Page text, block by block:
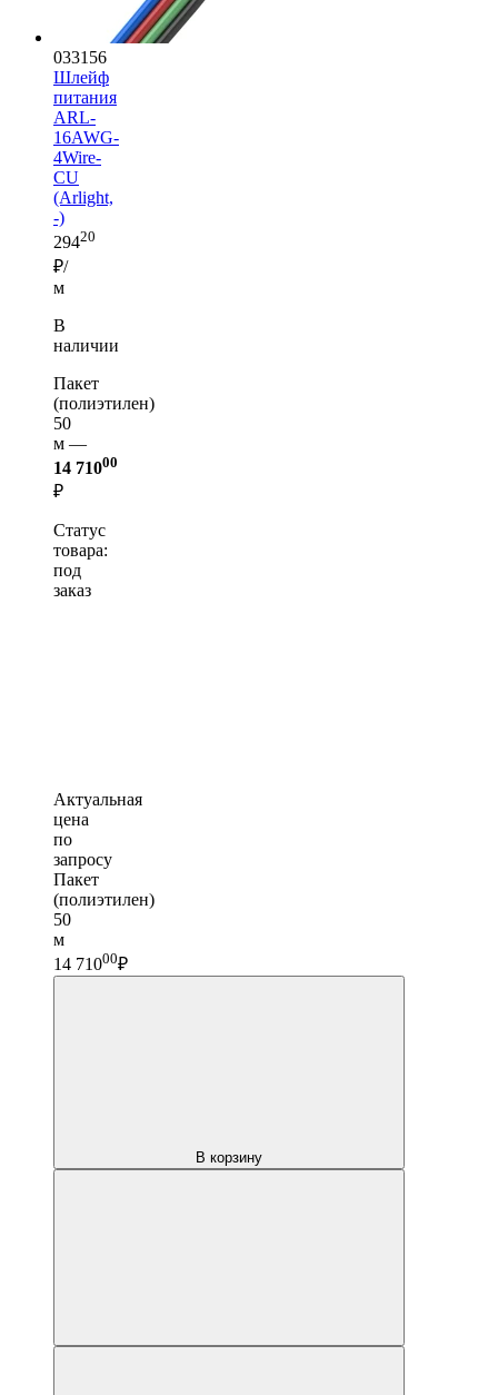
033156
Шлейф
питания
ARL-
16AWG-
4Wire-
CU
(Arlight,
-)
29420
₽/
м
В
наличии
Пакет
(полиэтилен)
50
м —
14 71000
₽
Статус
товара:
под
заказ
Актуальная
цена
по
запросу
Пакет
(полиэтилен)
50
м
14 71000₽
В корзину